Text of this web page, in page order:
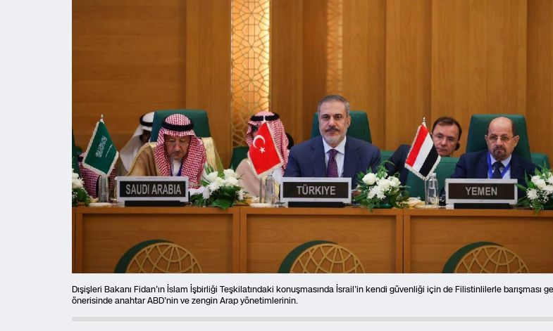
Dışişleri Bakanı Fidan’ın İslam İşbirliği Teşkilatındaki konuşmasında İsrail’in kendi güvenliği için de Filistinlilerle barışması
önerisinde anahtar ABD’nin ve zengin Arap yönetimlerinin.